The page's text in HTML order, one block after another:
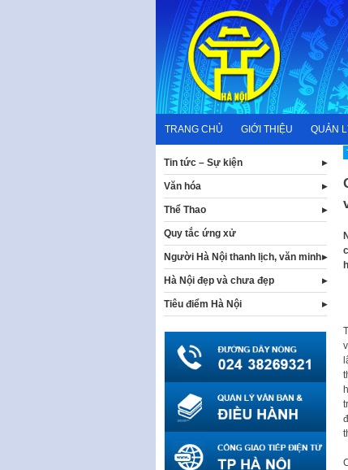
content
TRANG CHỦ GIỚI THIỆU QUẢN
Tin tức – Sự kiện
Văn hóa
Thể Thao
Quy tắc ứng xử
Người Hà Nội thanh lịch, văn minh
Hà Nội đẹp và chưa đẹp
Tiêu điểm Hà Nội